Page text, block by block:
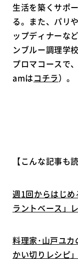
生活を築くサポ
る。また、パリ
ップディナーな
ンブルー調理学
プロマコースで
amはコチラ）。
【こんな記事も
週1回からはじ
ラントベース」
料理家･山戸ユ
かい切りレシピ」